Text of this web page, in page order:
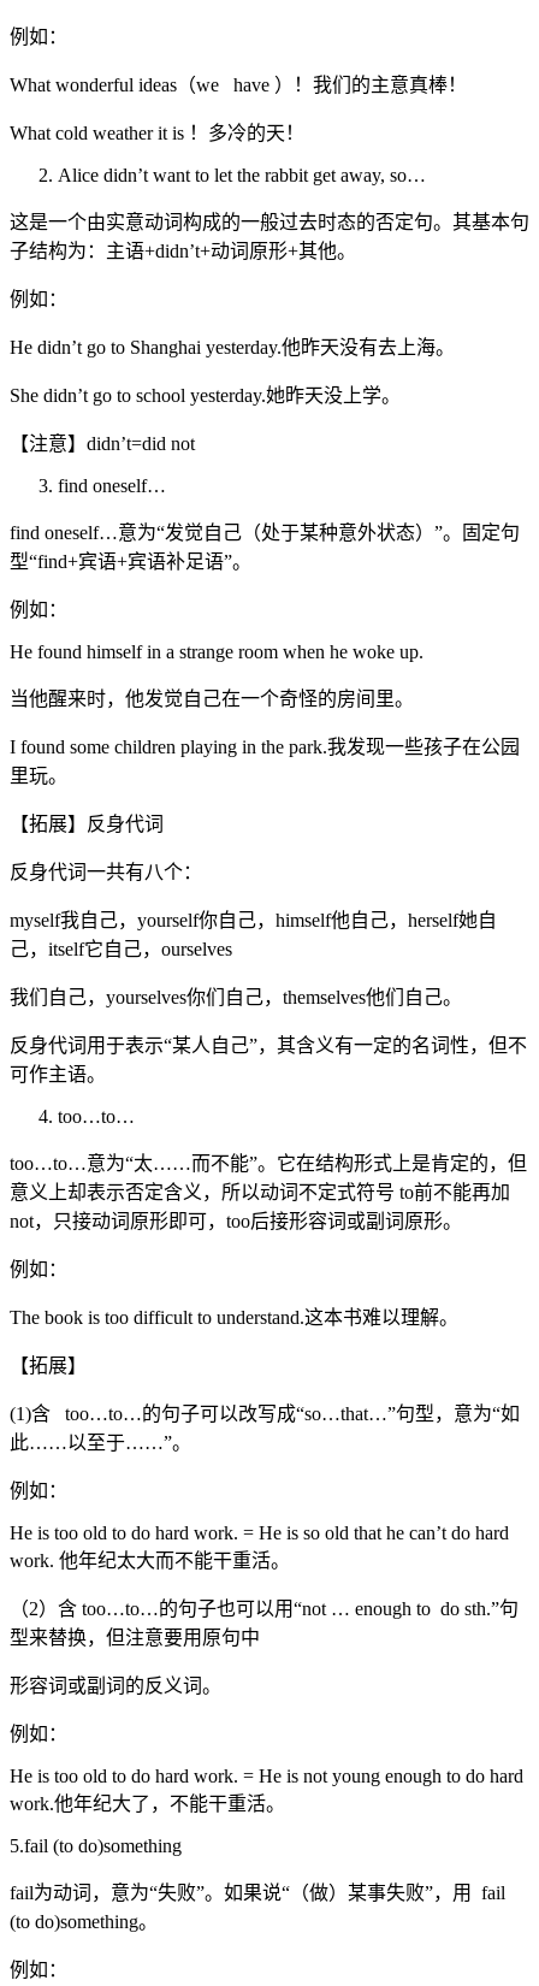
例如：
What wonderful ideas（we have ）！我们的主意真棒！
What cold weather it is ！多冷的天！
Alice didn’t want to let the rabbit get away, so…
这是一个由实意动词构成的一般过去时态的否定句。其基本句
子结构为：主语+didn’t+动词原形+其他。
例如：
He didn’t go to Shanghai yesterday.他昨天没有去上海。
She didn’t go to school yesterday.她昨天没上学。
【注意】didn’t=did not
find oneself…
find oneself…意为“发觉自己（处于某种意外状态）”。固定句
型“find+宾语+宾语补足语”。
例如：
He found himself in a strange room when he woke up.
当他醒来时，他发觉自己在一个奇怪的房间里。
I found some children playing in the park.我发现一些孩子在公园
里玩。
【拓展】反身代词
反身代词一共有八个：
myself我自己，yourself你自己，himself他自己，herself她自
己，itself它自己，ourselves
我们自己，yourselves你们自己，themselves他们自己。
反身代词用于表示“某人自己”，其含义有一定的名词性，但不
可作主语。
too…to…
too…to…意为“太……而不能”。它在结构形式上是肯定的，但
意义上却表示否定含义，所以动词不定式符号 to前不能再加
not，只接动词原形即可，too后接形容词或副词原形。
例如：
The book is too difficult to understand.这本书难以理解。
【拓展】
(1)含 too…to…的句子可以改写成“so…that…”句型，意为“如
此……以至于……”。
例如：
He is too old to do hard work. = He is so old that he can’t do hard
work. 他年纪太大而不能干重活。
（2）含 too…to…的句子也可以用“not … enough to do sth.”句
型来替换，但注意要用原句中
形容词或副词的反义词。
例如：
He is too old to do hard work. = He is not young enough to do hard
work.他年纪大了，不能干重活。
5.fail (to do)something
fail为动词，意为“失败”。如果说“（做）某事失败”，用 fail
(to do)something。
例如：